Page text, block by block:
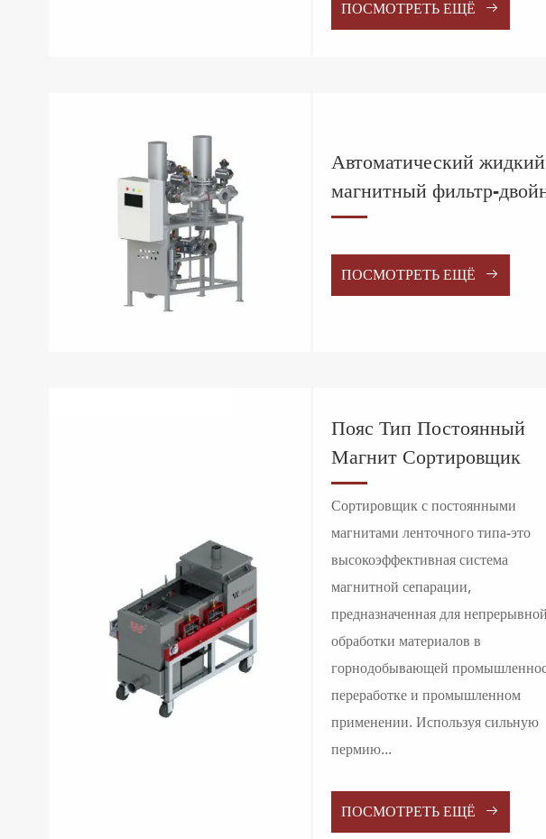
ПОСМОТРЕТЬ ЕЩЁ 
Автоматический жидкий
магнитный фильтр-
ПОСМОТРЕТЬ ЕЩЁ 
Пояс Тип Постоянный
Магнит Сортировщик
Сортировщик с постоянными
магнитами ленточного типа-это
высокоэффективная система
магнитной сепарации,
предназначенная для непрерывной
обработки материалов в
горнодобывающей
переработке и промышленном
применении. Используя сильную
пермию...
ПОСМОТРЕТЬ ЕЩЁ 